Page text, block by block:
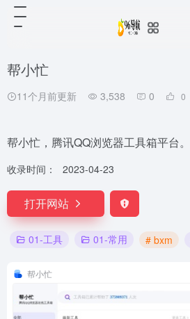
帮小忙
11个月前更新 3,538 0 0
帮小忙，腾讯QQ浏览器工具箱平台。
收录时间： 2023-04-23
打开网站
01-工具 01-常用 # bxm
帮小忙